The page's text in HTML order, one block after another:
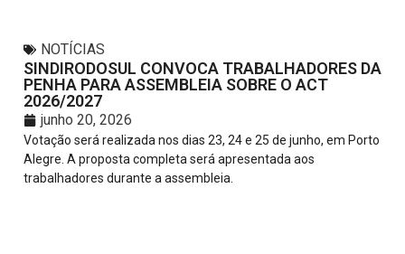
NOTÍCIAS
SINDIRODOSUL CONVOCA TRABALHADORES DA
PENHA PARA ASSEMBLEIA SOBRE O ACT
2026/2027
junho 20, 2026
Votação será realizada nos dias 23, 24 e 25 de junho, em Porto
Alegre. A proposta completa será apresentada aos
trabalhadores durante a assembleia.